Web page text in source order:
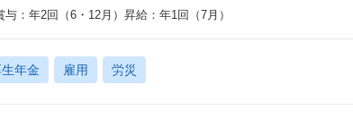
与：年2回（6・12月）昇給：年1回（7月）
生年金 雇用 労災